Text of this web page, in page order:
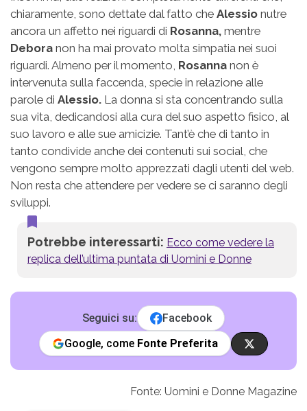
chiaramente, sono dettate dal fatto che Alessio nutre
ancora un affetto nei riguardi di Rosanna, mentre
Debora non ha mai provato molta simpatia nei suoi
riguardi. Almeno per il momento, Rosanna non è
intervenuta sulla faccenda, specie in relazione alle
parole di Alessio. La donna si sta concentrando sulla
sua vita, dedicandosi alla cura del suo aspetto fisico, al
suo lavoro e alle sue amicizie. Tant’è che di tanto in
tanto condivide anche dei contenuti sui social, che
vengono sempre molto apprezzati dagli utenti del web.
Non resta che attendere per vedere se ci saranno degli
sviluppi.
Potrebbe interessarti: Ecco come vedere la
replica dell’ultima puntata di Uomini e Donne
Seguici su:
Facebook
Google, come Fonte Preferita
Fonte: Uomini e Donne Magazine